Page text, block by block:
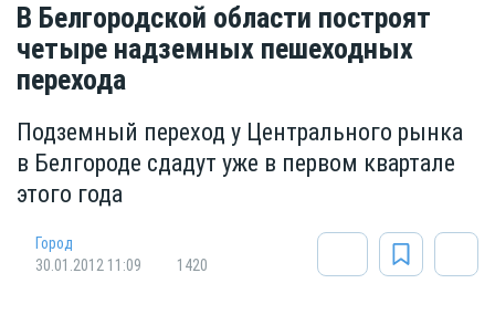
В Белгородской области построят
четыре надземных пешеходных
перехода
Подземный переход у Центрального рынка
в Белгороде сдадут уже в первом квартале
этого года
Город
30.01.2012 11:09
1420